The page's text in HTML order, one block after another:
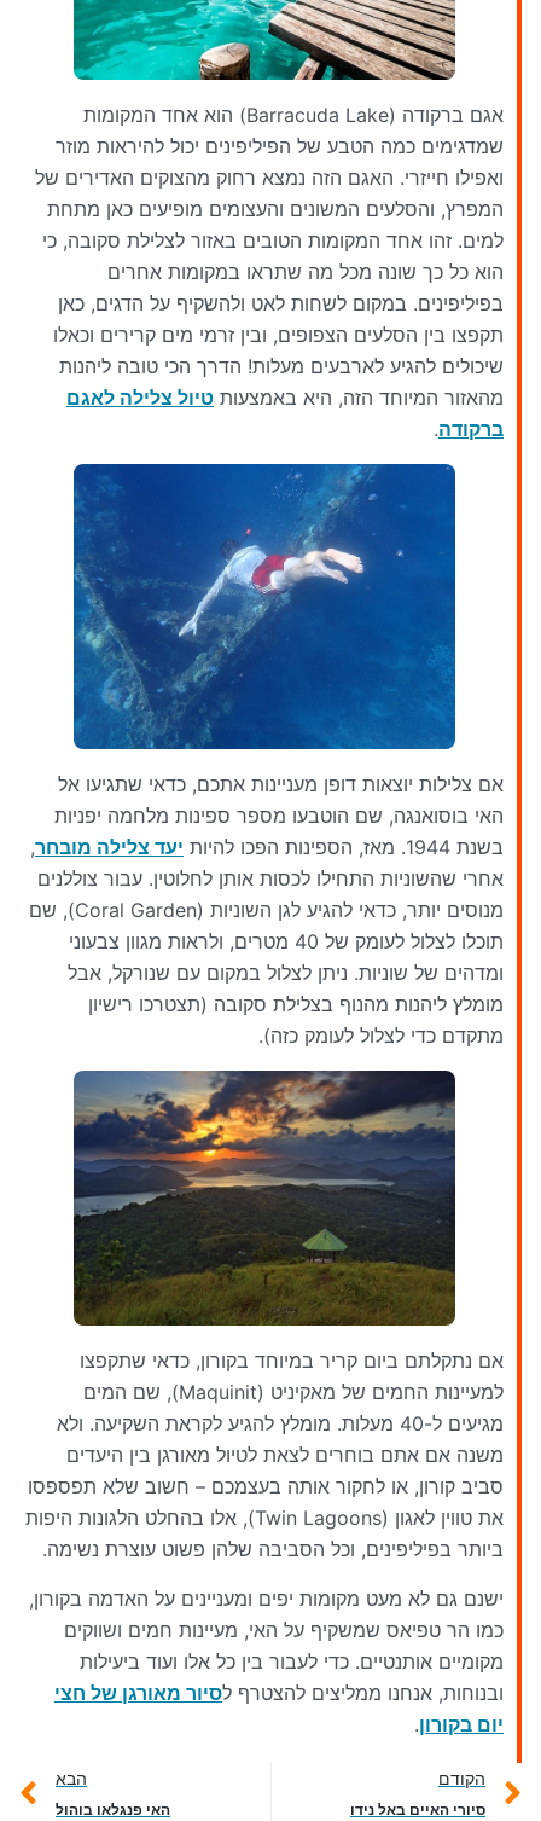
אגם ברקודה (Barracuda Lake) הוא אחד המקומות
שמדגימים כמה הטבע של הפיליפינים יכול להיראות מוזר
ואפילו חייזרי. האגם הזה נמצא רחוק מהצוקים האדירים של
המפרץ, והסלעים המשונים והעצומים מופיעים כאן מתחת
למים. זהו אחד המקומות הטובים באזור לצלילת סקובה, כי
הוא כל כך שונה מכל מה שתראו במקומות אחרים
בפיליפינים. במקום לשחות לאט ולהשקיף על הדגים, כאן
תקפצו בין הסלעים הצפופים, ובין זרמי מים קרירים וכאלו
שיכולים להגיע לארבעים מעלות! הדרך הכי טובה ליהנות
מהאזור המיוחד הזה, היא באמצעות טיול צלילה לאגם
ברקודה.
אם צלילות יוצאות דופן מעניינות אתכם, כדאי שתגיעו אל
האי בוסואנגה, שם הוטבעו מספר ספינות מלחמה יפניות
בשנת 1944. מאז, הספינות הפכו להיות
יעד צלילה מובחר,
אחרי שהשוניות התחילו לכסות אותן לחלוטין. עבור צוללנים
מנוסים יותר, כדאי להגיע לגן השוניות (Coral Garden), שם
תוכלו לצלול לעומק של 40 מטרים, ולראות מגוון צבעוני
ומדהים של שוניות. ניתן לצלול במקום עם שנורקל, אבל
מומלץ ליהנות מהנוף בצלילת סקובה (תצטרכו רישיון
מתקדם כדי לצלול לעומק כזה).
אם נתקלתם ביום קריר במיוחד בקורון, כדאי שתקפצו
למעיינות החמים של מאקיניט (Maquinit), שם המים
מגיעים ל-40 מעלות. מומלץ להגיע לקראת השקיעה. ולא
משנה אם אתם בוחרים לצאת לטיול מאורגן בין היעדים
סביב קורון, או לחקור אותה בעצמכם – חשוב שלא תפספסו
את טווין לאגון (Twin Lagoons), אלו בהחלט הלגונות היפות
ביותר בפיליפינים, וכל הסביבה שלהן פשוט עוצרת נשימה.
ישנם גם לא מעט מקומות יפים ומעניינים על האדמה בקורון,
כמו הר טפיאס שמשקיף על האי, מעיינות חמים ושווקים
מקומיים אותנטיים. כדי לעבור בין כל אלו ועוד ביעילות
ובנוחות, אנחנו ממליצים להצטרף לסיור מאורגן של חצי
יום בקורון.
הקודם
סיורי האיים באל נידו
הבא
האי פנגלאו בוהול